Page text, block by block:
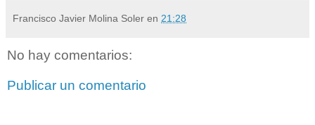
Francisco Javier Molina Soler en 21:28
No hay comentarios:
Publicar un comentario